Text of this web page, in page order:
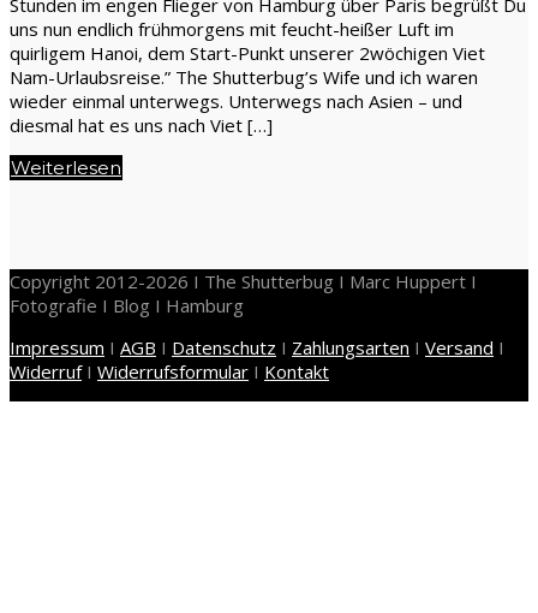
Stunden im engen Flieger von Hamburg über Paris begrüßt Du
uns nun endlich frühmorgens mit feucht-heißer Luft im
quirligem Hanoi, dem Start-Punkt unserer 2wöchigen Viet
Nam-Urlaubsreise.” The Shutterbug’s Wife und ich waren
wieder einmal unterwegs. Unterwegs nach Asien – und
diesmal hat es uns nach Viet […]
Weiterlesen
Copyright 2012-2026 I The Shutterbug I Marc Huppert I
Fotografie I Blog I Hamburg
Impressum I AGB I Datenschutz I Zahlungsarten I Versand I
WiderrufI Widerrufsformular I Kontakt